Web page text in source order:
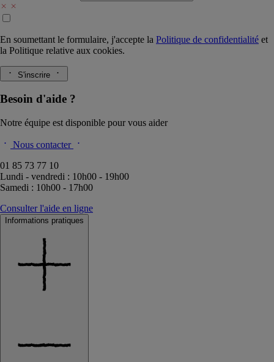
En soumettant le formulaire, j'accepte la Politique de confidentialité et
la Politique relative aux cookies.
S'inscrire
Besoin d'aide ?
Notre équipe est disponible pour vous aider
Nous contacter
01 85 73 77 10
Lundi - vendredi : 10h00 - 19h00
Samedi : 10h00 - 17h00
Consulter l'aide en ligne
Informations pratiques